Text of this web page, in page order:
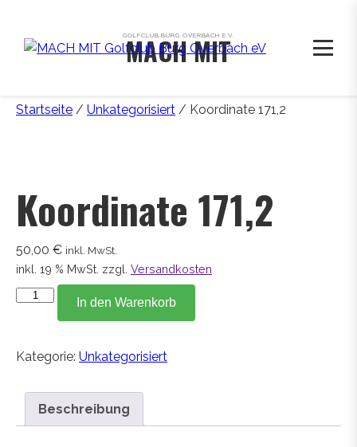
GOLFCLUB BURG OVERBACH E.V.
MACH MIT
Startseite / Unkategorisiert / Koordinate 171,2
Koordinate 171,2
50,00 € inkl. MwSt.
inkl. 19 % MwSt. zzgl. Versandkosten
Koordinate
In den Warenkorb
Kategorie: Unkategorisiert
Beschreibung